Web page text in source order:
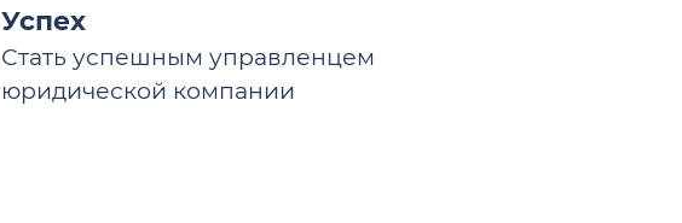
Успех
Стать успешным управленцем
юридической компании